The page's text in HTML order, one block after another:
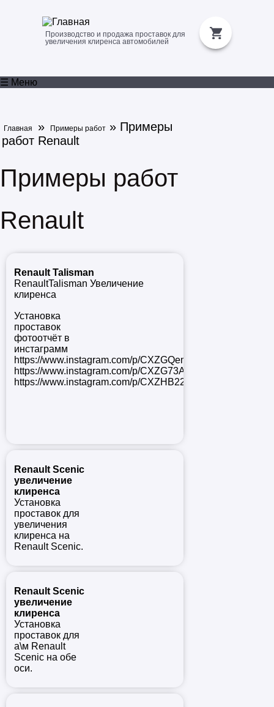
Производство и продажа проставок для
увеличения клиренса автомобилей
☰ Меню
Главная » Примеры работ » Примеры
работ Renault
Примеры работ
Renault
Renault Talisman
RenaultTalisman Увеличение
клиренса
Установка
проставок
фотоотчёт в
инстаграмм
https://www.instagram.com/p/CXZGQemsZu-/
https://www.instagram.com/p/CXZG73AMRrg/
https://www.instagram.com/p/CXZHB22s1se/
Renault Scenic
увеличение
клиренса
Установка
проставок для
увеличения
клиренса на
Renault Scenic.
Renault Scenic
увеличение
клиренса
Установка
проставок для
а\м Renault
Scenic на обе
оси.